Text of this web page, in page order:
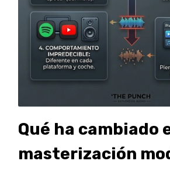
Qué ha cambiado
masterización